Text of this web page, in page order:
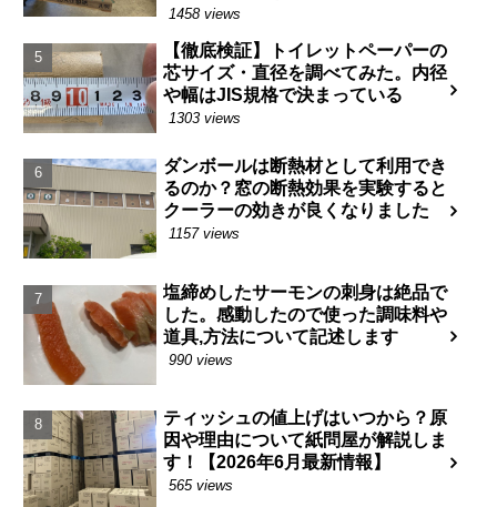
1458 views
【徹底検証】トイレットペーパーの
芯サイズ・直径を調べてみた。内径
や幅はJIS規格で決まっている
1303 views
ダンボールは断熱材として利用でき
るのか？窓の断熱効果を実験すると
クーラーの効きが良くなりました
1157 views
塩締めしたサーモンの刺身は絶品で
した。感動したので使った調味料や
道具,方法について記述します
990 views
ティッシュの値上げはいつから？原
因や理由について紙問屋が解説しま
す！【2026年6月最新情報】
565 views